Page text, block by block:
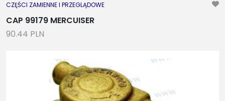
CZĘŚCI ZAMIENNE I PRZEGLĄDOWE
CAP 99179 MERCUISER
90.44 PLN